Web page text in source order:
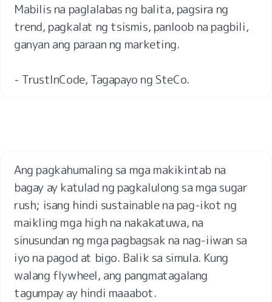
Mabilis na paglalabas ng balita, pagsira ng
trend, pagkalat ng tsismis, panloob na pagbili,
ganyan ang paraan ng marketing.
- TrustInCode, Tagapayo ng SteCo.
Ang pagkahumaling sa mga makikintab na
bagay ay katulad ng pagkalulong sa mga sugar
rush; isang hindi sustainable na pag-ikot ng
maikling mga high na nakakatuwa, na
sinusundan ng mga pagbagsak na nag-iiwan sa
iyo na pagod at bigo. Balik sa simula. Kung
walang flywheel, ang pangmatagalang
tagumpay ay hindi maaabot.